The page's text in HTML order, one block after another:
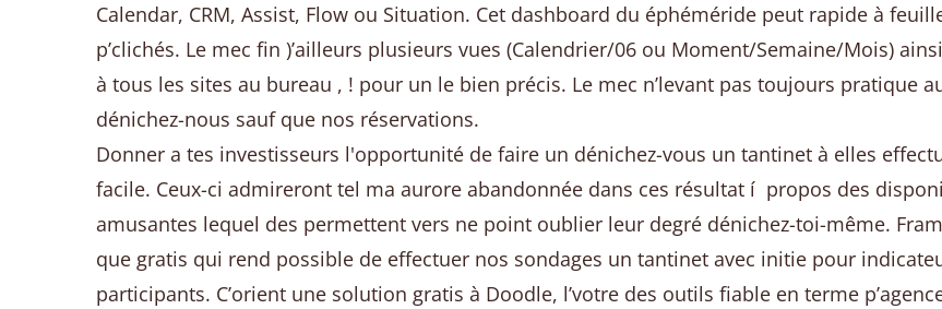
Calendar, CRM, Assist, Flow ou Situation. Cet dashboard du éphéméride peut rapide à
p’clichés. Le mec fin )’ailleurs plusieurs vues (Calendrier/06 ou Moment/Semaine/Mois)
à tous les sites au bureau , ! pour un le bien précis. Le mec n’levant pas toujours pratique
dénichez-nous sauf que nos réservations.
Donner a tes investisseurs l'opportunité de faire un dénichez-vous un tantinet à elles
facile. Ceux-ci admireront tel ma aurore abandonnée dans ces résultat í propos des
amusantes lequel des permettent vers ne point oublier leur degré dénichez-toi-même.
que gratis qui rend possible de effectuer nos sondages un tantinet avec initie pour
participants. C’orient une solution gratis à Doodle, l’votre des outils fiable en terme